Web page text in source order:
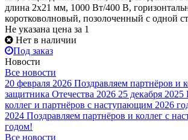
длина 2х21 мм, 1000 Вт/400 В,
коротковолновый, позолоченный с одной
Не указана цена за 1
Нет в наличии
Под заказ
Новости
Все новости
20 февраля 2026 Поздравляем партнёров и
защитника Отечества 2026 25 декабря 2025
коллег и партнёров с наступающим 2026
2024 Поздравляем партнёров и коллег с
годом!
Все новости